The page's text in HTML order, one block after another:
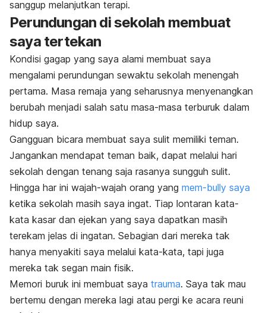
sanggup melanjutkan terapi.
Perundungan di sekolah membuat
saya tertekan
Kondisi gagap yang saya alami membuat saya
mengalami perundungan sewaktu sekolah menengah
pertama. Masa remaja yang seharusnya menyenangkan
berubah menjadi salah satu masa-masa terburuk dalam
hidup saya.
Gangguan bicara membuat saya sulit memiliki teman.
Jangankan mendapat teman baik, dapat melalui hari
sekolah dengan tenang saja rasanya sungguh sulit.
Hingga har ini wajah-wajah orang yang mem-bully saya
ketika sekolah masih saya ingat. Tiap lontaran kata-
kata kasar dan ejekan yang saya dapatkan masih
terekam jelas di ingatan. Sebagian dari mereka tak
hanya menyakiti saya melalui kata-kata, tapi juga
mereka tak segan main fisik.
Memori buruk ini membuat saya trauma. Saya tak mau
bertemu dengan mereka lagi atau pergi ke acara reuni